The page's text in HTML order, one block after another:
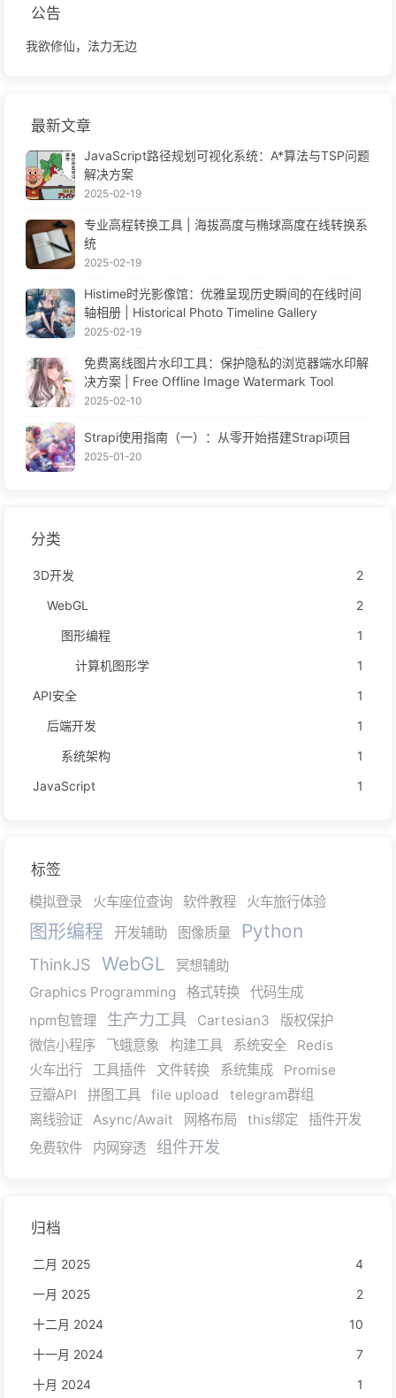
公告
我欲修仙，法力无边
最新文章
JavaScript路径规划可视化系统：A*算法与TSP问题
解决方案
2025-02-19
专业高程转换工具 | 海拔高度与椭球高度在线转换系
统
2025-02-19
Histime时光影像馆：优雅呈现历史瞬间的在线时间
轴相册 | Historical Photo Timeline Gallery
2025-02-19
免费离线图片水印工具：保护隐私的浏览器端水印解
决方案 | Free Offline Image Watermark Tool
2025-02-10
Strapi使用指南（一）：从零开始搭建Strapi项目
2025-01-20
分类
3D开发
2
WebGL
2
图形编程
1
计算机图形学
1
API安全
1
后端开发
1
系统架构
1
JavaScript
1
标签
模拟登录 火车座位查询 软件教程 火车旅行体验
图形编程 开发辅助 图像质量 Python
ThinkJS WebGL
冥想辅助
Graphics Programming
格式转换
代码生成
npm包管理
生产力工具 Cartesian3
版权保护
微信小程序
飞蛾意象 构建工具 系统安全
Redis
火车出行
工具插件 文件转换 系统集成
Promise
豆瓣API
拼图工具 file upload
telegram群组
离线验证
Async/Await 网格布局 this绑定
插件开发
免费软件
内网穿透 组件开发
归档
二月 2025
4
一月 2025
2
十二月 2024
10
十一月 2024
7
十月 2024
1